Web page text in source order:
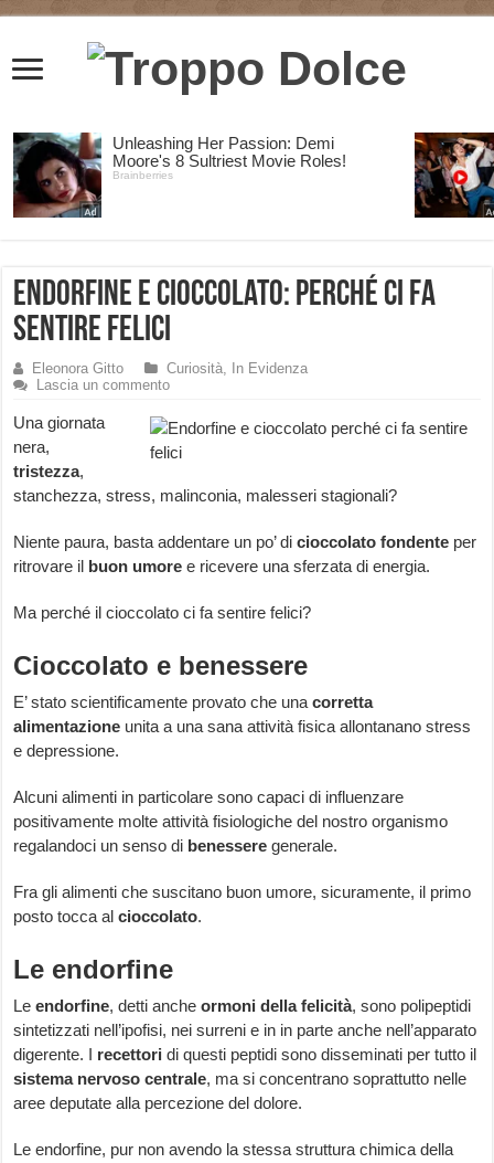
Endorfine e cioccolato: perché ci fa
sentire felici
Eleonora Gitto Curiosità,
In Evidenza
Lascia un commento
Una giornata
nera,
tristezza,
stanchezza, stress, malinconia, malesseri stagionali?
Niente paura, basta addentare un po’ di cioccolato fondente per
ritrovare il buon umore e ricevere una sferzata di energia.
Ma perché il cioccolato ci fa sentire felici?
Cioccolato e benessere
E’ stato scientificamente provato che unacorretta
alimentazione unita a una sana attività fisica allontanano stress
e depressione.
Alcuni alimenti in particolare sono capaci di influenzare
positivamente molte attività fisiologiche del nostro organismo
regalandoci un senso di benessere generale.
Fra gli alimenti che suscitano buon umore, sicuramente, il primo
posto tocca al cioccolato.
Le endorfine
Leendorfine, detti ancheormoni della felicità, sono polipeptidi
sintetizzati nell’ipofisi, nei surreni e in in parte anche nell’apparato
digerente. I recettori di questi peptidi sono disseminati per tutto il
sistema nervoso centrale, ma si concentrano soprattutto nelle
aree deputate alla percezione del dolore.
Le endorfine, pur non avendo la stessa struttura chimica della